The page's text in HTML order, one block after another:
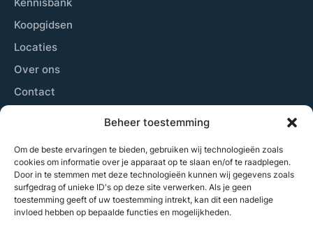
Beheer toestemming
Om de beste ervaringen te bieden, gebruiken wij technologieën zoals
cookies om informatie over je apparaat op te slaan en/of te raadplegen.
Door in te stemmen met deze technologieën kunnen wij gegevens zoals
surfgedrag of unieke ID's op deze site verwerken. Als je geen
toestemming geeft of uw toestemming intrekt, kan dit een nadelige
invloed hebben op bepaalde functies en mogelijkheden.
Koopgidsen
Locaties
Over ons
Contact
Laatste nieuws
Wij plaatsen zowel nieuwsberichten, beschrijven de
beste locaties om padel te spelen, geven tips aan